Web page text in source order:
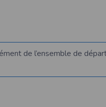
de l’ensemble de